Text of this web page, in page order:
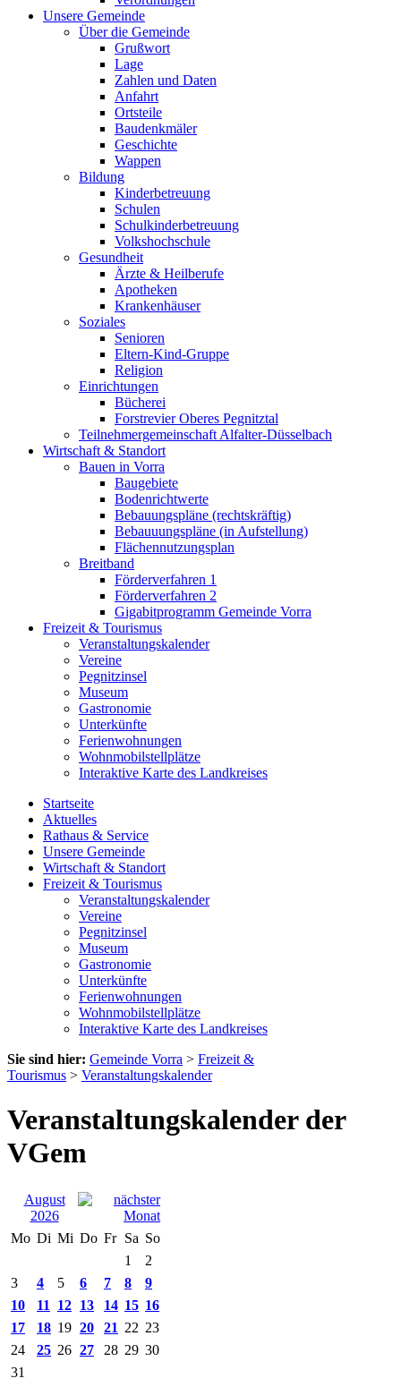
Unsere Gemeinde
Über die Gemeinde
Grußwort
Lage
Zahlen und Daten
Anfahrt
Ortsteile
Baudenkmäler
Geschichte
Wappen
Bildung
Kinderbetreuung
Schulen
Schulkinderbetreuung
Volkshochschule
Gesundheit
Ärzte & Heilberufe
Apotheken
Krankenhäuser
Soziales
Senioren
Eltern-Kind-Gruppe
Religion
Einrichtungen
Bücherei
Forstrevier Oberes Pegnitztal
Teilnehmergemeinschaft Alfalter-Düsselbach
Wirtschaft & Standort
Bauen in Vorra
Baugebiete
Bodenrichtwerte
Bebauungspläne (rechtskräftig)
Bebauuungspläne (in Aufstellung)
Flächennutzungsplan
Breitband
Förderverfahren 1
Förderverfahren 2
Gigabitprogramm Gemeinde Vorra
Freizeit & Tourismus
Veranstaltungskalender
Vereine
Pegnitzinsel
Museum
Gastronomie
Unterkünfte
Ferienwohnungen
Wohnmobilstellplätze
Interaktive Karte des Landkreises
Startseite
Aktuelles
Rathaus & Service
Unsere Gemeinde
Wirtschaft & Standort
Freizeit & Tourismus
Veranstaltungskalender
Vereine
Pegnitzinsel
Museum
Gastronomie
Unterkünfte
Ferienwohnungen
Wohnmobilstellplätze
Interaktive Karte des Landkreises
Sie sind hier: Gemeinde Vorra > Freizeit &
Tourismus > Veranstaltungskalender
Veranstaltungskalender der
VGem
August
2026
Mo Di Mi Do Fr Sa So
1
2
3
4 5 6 7 8
9
10
11 12 13 14 15 16
17
18 19 20 21 22 23
24
25 26 27 28 29 30
31